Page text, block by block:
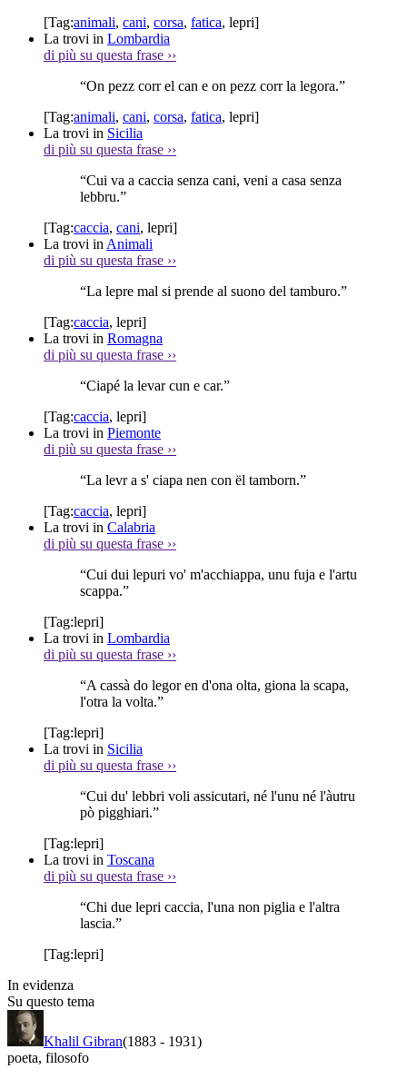
[Tag:animali, cani, corsa, fatica, lepri]
La trovi in Lombardia
di più su questa frase ››
“On pezz corr el can e on pezz corr la legora.”
[Tag:animali, cani, corsa, fatica, lepri]
La trovi in Sicilia
di più su questa frase ››
“Cui va a caccia senza cani, veni a casa senza
lebbru.”
[Tag:caccia, cani, lepri]
La trovi in Animali
di più su questa frase ››
“La lepre mal si prende al suono del tamburo.”
[Tag:caccia, lepri]
La trovi in Romagna
di più su questa frase ››
“Ciapé la levar cun e car.”
[Tag:caccia, lepri]
La trovi in Piemonte
di più su questa frase ››
“La levr a s' ciapa nen con ël tamborn.”
[Tag:caccia, lepri]
La trovi in Calabria
di più su questa frase ››
“Cui dui lepuri vo' m'acchiappa, unu fuja e l'artu
scappa.”
[Tag:lepri]
La trovi in Lombardia
di più su questa frase ››
“A cassà do legor en d'ona olta, giona la scapa,
l'otra la volta.”
[Tag:lepri]
La trovi in Sicilia
di più su questa frase ››
“Cui du' lebbri voli assicutari, né l'unu né l'àutru
pò pigghiari.”
[Tag:lepri]
La trovi in Toscana
di più su questa frase ››
“Chi due lepri caccia, l'una non piglia e l'altra
lascia.”
[Tag:lepri]
In evidenza
Su questo tema
Khalil Gibran(1883 - 1931)
poeta, filosofo